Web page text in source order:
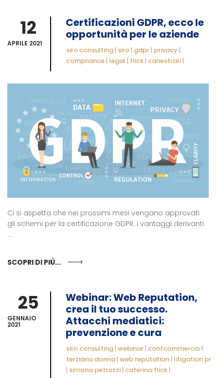
12
APRILE 2021
Certificazioni GDPR, ecco le
opportunità per le aziende
siro consulting | siro | gdpr | privacy |
compliance | legal | flick | canestrari |
Ci si aspetta che nei prossimi mesi vengano approvati
gli schemi per la certificazione GDPR: i vantaggi derivanti
...
SCOPRI DI PIÙ...
25
GENNAIO
2021
Webinar: Web Reputation,
crea il tuo successo.
Attacchi mediatici:
prevenzione e cura
siro consulting | webinar | confcommercio |
terziario donna | web reputation | litigation pr
| simona petrozzi | caterina flick |